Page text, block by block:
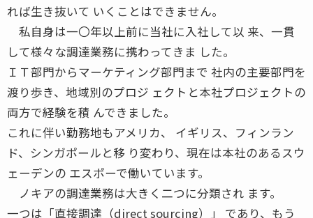
れば生き抜いて いくことはできません。
私自身は一〇年以上前に当社に入社して以 来、一貫
して様々な調達業務に携わってきま した。
ＩＴ部門からマーケティング部門まで 社内の主要部門を
渡り歩き、地域別のプロジ ェクトと本社プロジェクトの
両方で経験を積 んできました。
これに伴い勤務地もアメリカ、 イギリス、フィンラン
ド、シンガポールと移 り変わり、現在は本社のあるスウ
ェーデンの エスポーで働いています。
ノキアの調達業務は大きく二つに分類され ます。
一つは「直接調達（direct sourcing）」 であり、もう